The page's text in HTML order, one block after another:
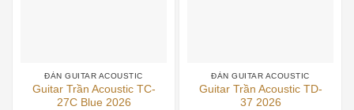
ĐÀN GUITAR ACOUSTIC
Guitar Trần Acoustic TC-
27C Blue 2026
ĐÀN GUITAR ACOUSTIC
Guitar Trần Acoustic TD-
37 2026